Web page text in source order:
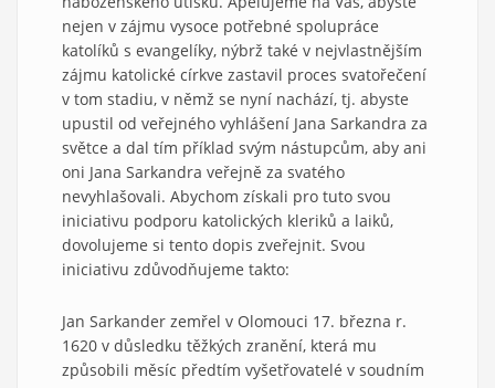
nejen v zájmu vysoce potřebné spolupráce
katolíků s evangelíky, nýbrž také v nejvlastnějším
zájmu katolické církve zastavil proces svatořečení
v tom stadiu, v němž se nyní nachází, tj. abyste
upustil od veřejného vyhlášení Jana Sarkandra za
světce a dal tím příklad svým nástupcům, aby ani
oni Jana Sarkandra veřejně za svatého
nevyhlašovali. Abychom získali pro tuto svou
iniciativu podporu katolických kleriků a laiků,
dovolujeme si tento dopis zveřejnit. Svou
iniciativu zdůvodňujeme takto:
Jan Sarkander zemřel v Olomouci 17. března r.
1620 v důsledku těžkých zranění, která mu
způsobili měsíc předtím vyšetřovatelé v soudním